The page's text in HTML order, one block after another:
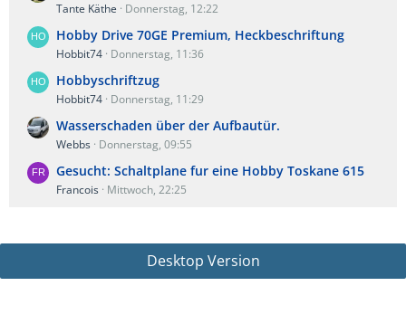
Tante Käthe Donnerstag, 12:22
Hobby Drive 70GE Premium, Heckbeschriftung
Hobbit74 Donnerstag, 11:36
Hobbyschriftzug
Hobbit74 Donnerstag, 11:29
Wasserschaden über der Aufbautür.
Webbs Donnerstag, 09:55
Gesucht: Schaltplane fur eine Hobby Toskane 615
Francois Mittwoch, 22:25
Desktop Version